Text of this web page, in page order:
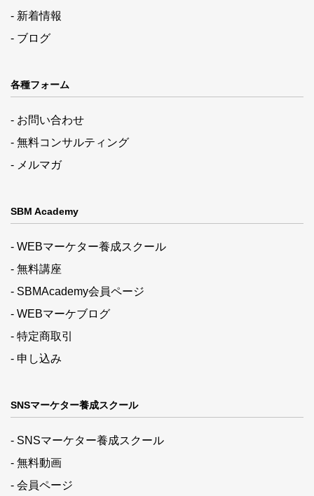
- 新着情報
- ブログ
各種フォーム
- お問い合わせ
- 無料コンサルティング
- メルマガ
SBM Academy
- WEBマーケター養成スクール
- 無料講座
- SBMAcademy会員ページ
- WEBマーケブログ
- 特定商取引
- 申し込み
SNSマーケター養成スクール
- SNSマーケター養成スクール
- 無料動画
- 会員ページ